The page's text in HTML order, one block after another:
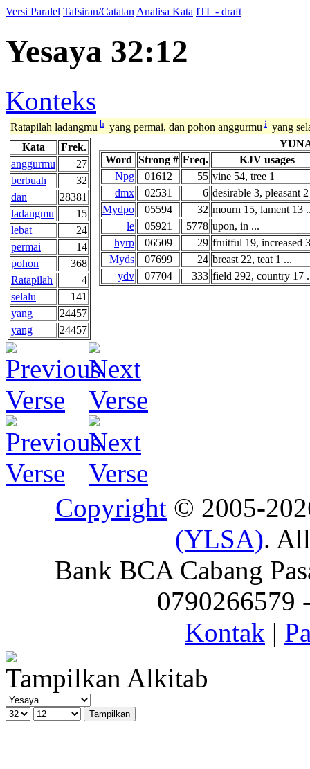
Versi Paralel Tafsiran/Catatan Analisa Kata ITL - draft
Yesaya 32:12
Konteks
Ratapilah ladangmu h yang permai, dan pohon anggurmu i yang
Kata
Frek.
anggurmu
27
berbuah
32
dan
28381
ladangmu
15
lebat
24
permai
14
pohon
368
Ratapilah
4
selalu
141
yang
24457
yang
24457
Word Strong # Freq.
KJV usages
Npg
01612 55 vine 54, tree 1
dmx
02531 6 desirable 3, pleasant
Mydpo
05594 32 mourn 15, lament 13
le
05921 5778 upon, in ...
hyrp
06509 29 fruitful 19, increased
Myds
07699 24 breast 22, teat 1 ...
ydv
07704 333 field 292, country 17
Copyright © 2005-
(YLSA).
Bank BCA Cabang
0790266579
Kontak |
Tampilkan Alkitab